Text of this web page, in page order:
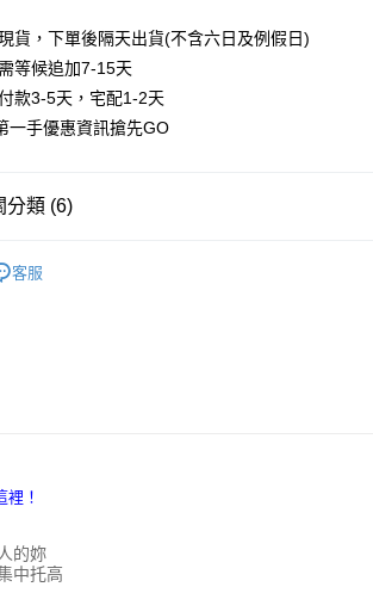
信用卡公司
先享後付」】
後付是「在收到商品之後才付款」的支付方式。 讓您購物
！
不需註冊會員、不需綁卡、不需儲值。
只要手機號碼，簡訊認證，即可結帳。
先享後付」結帳流程】
方式選擇「AFTEE先享後付」後，將跳轉至「AFTEE先享
立數日內，您將收到繳費通知簡訊。
費通知簡訊後14天內，點擊此簡訊中的連結，可透過四大
恩沛科技股份有限公司提供之「AFTEE先享後付」服務完
人資料處理事宜，請瀏覽以下網址：
terms/#terms3
，滿NT$800(含以上)免運費
取貨
貨，下單後隔天出貨(不含六日及例假日)
等候追加7-15天
款3-5天，宅配1-2天
一手優惠資訊搶先GO
分類 (6)
客服
的妳
中托高